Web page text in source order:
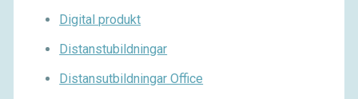
Digital produkt
Distanstubildningar
Distansutbildningar Office